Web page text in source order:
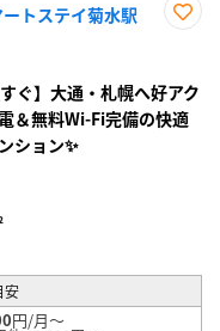
トステイ菊水駅
録
ぐ】大通・札幌へ好アク
＆無料Wi-Fi完備の快適
ション✨
安
円/月～